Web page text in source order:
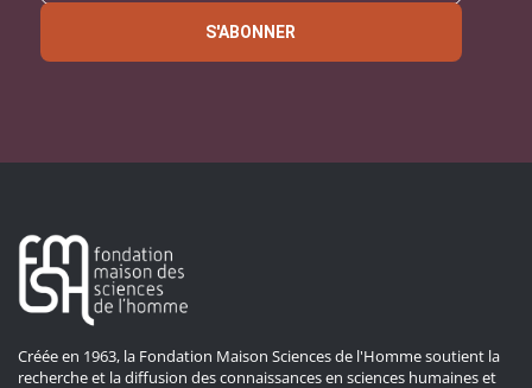
S'ABONNER
Créée en 1963, la Fondation Maison Sciences de l'Homme soutient la
recherche et la diffusion des connaissances en sciences humaines et